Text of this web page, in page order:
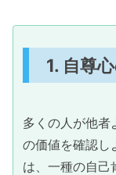
1. 自尊
多くの人が他者
の価値を確認し
は、一種の自己